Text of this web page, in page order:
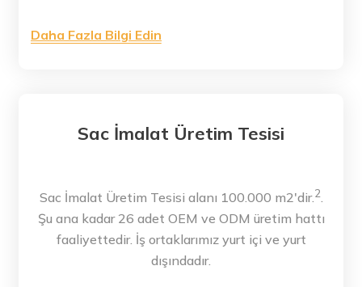
Daha Fazla Bilgi Edin
Sac İmalat Üretim Tesisi
Sac İmalat Üretim Tesisi alanı 100.000 m2'dir.2.
Şu ana kadar 26 adet OEM ve ODM üretim hattı
faaliyettedir. İş ortaklarımız yurt içi ve yurt
dışındadır.